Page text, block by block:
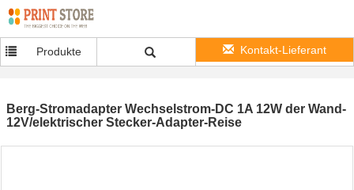
Produkte Kontakt-Lieferant
Berg-Stromadapter Wechselstrom-DC 1A 12W der Wand-
12V/elektrischer Stecker-Adapter-Reise